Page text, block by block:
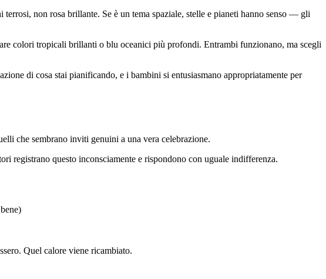
non rosa brillante. Se è un tema spaziale, stelle e pianeti hanno senso — gli
colori tropicali brillanti o blu oceanici più profondi. Entrambi funzionano, ma scegli
di cosa stai pianificando, e i bambini si entusiasmano appropriatamente per
che sembrano inviti genuini a una vera celebrazione.
registrano questo inconsciamente e rispondono con uguale indifferenza.
Quel calore viene ricambiato.